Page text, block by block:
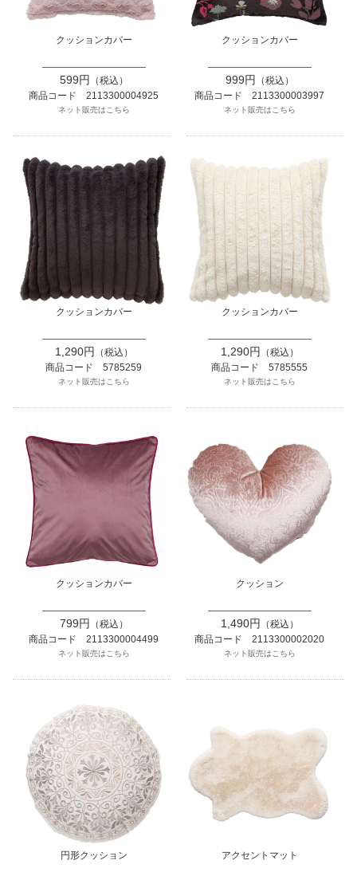
クッションカバー
599円
（税込）
商品コード 2113300004925
ネット販売はこちら
クッションカバー
999円
（税込）
商品コード 2113300003997
ネット販売はこちら
クッションカバー
1,290円
（税込）
商品コード 5785259
ネット販売はこちら
クッションカバー
1,290円
（税込）
商品コード 5785555
ネット販売はこちら
クッションカバー
799円
（税込）
商品コード 2113300004499
ネット販売はこちら
クッション
1,490円
（税込）
商品コード 2113300002020
ネット販売はこちら
円形クッション アクセントマット